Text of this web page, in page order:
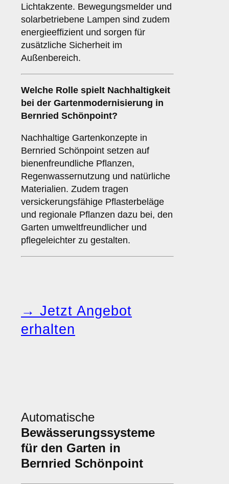
Lichtakzente. Bewegungsmelder und
solarbetriebene Lampen sind zudem
energieeffizient und sorgen für
zusätzliche Sicherheit im
Außenbereich.
Welche Rolle spielt Nachhaltigkeit
bei der Gartenmodernisierung in
Bernried Schönpoint?
Nachhaltige Gartenkonzepte in
Bernried Schönpoint setzen auf
bienenfreundliche Pflanzen,
Regenwassernutzung und natürliche
Materialien. Zudem tragen
versickerungsfähige Pflasterbeläge
und regionale Pflanzen dazu bei, den
Garten umweltfreundlicher und
pflegeleichter zu gestalten.
→ Jetzt Angebot
erhalten
Automatische
Bewässerungssysteme
für den Garten in
Bernried Schönpoint